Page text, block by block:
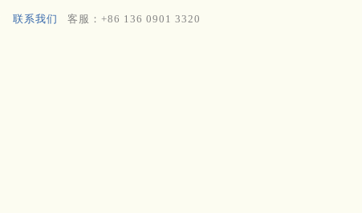
联系我们 客服：+86 136 0901 3320